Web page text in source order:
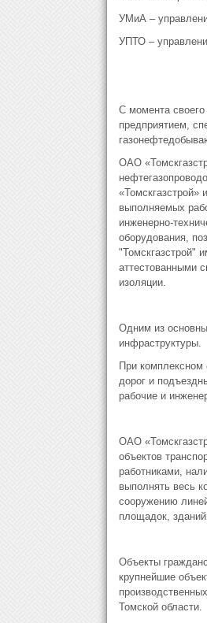
УМиА –
УПТО –
С момента
предприятием,
ОАО
«Томскгазстрой»
выполняемых
инженерно-
оборудования,
"Томскгазстрой"
аттестованными
изоляции.
Одним из
инфраструктуры.
При комплексном
дорог и
рабочие и
ОАО
объектов
работниками,
выполнять весь
сооружению
площадок,
Объекты
крупнейшие
Томской области.